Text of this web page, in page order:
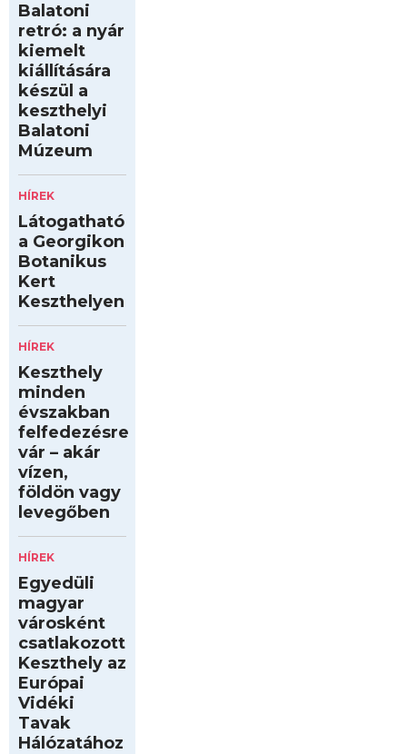
Balatoni
retró: a nyár
kiemelt
kiállítására
készül a
keszthelyi
Balatoni
Múzeum
HÍREK
Látogatható
a Georgikon
Botanikus
Kert
Keszthelyen
HÍREK
Keszthely
minden
évszakban
felfedezésre
vár – akár
vízen,
földön vagy
levegőben
HÍREK
Egyedüli
magyar
városként
csatlakozott
Keszthely az
Európai
Vidéki
Tavak
Hálózatához